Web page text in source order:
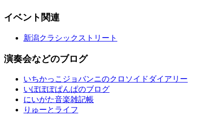
イベント関連
新潟クラシックストリート
演奏会などのブログ
いちかっこジョバンニのクロソイドダイアリー
いぽぽぽぱんぱのブログ
にいがた音楽雑記帳
りゅーとライフ